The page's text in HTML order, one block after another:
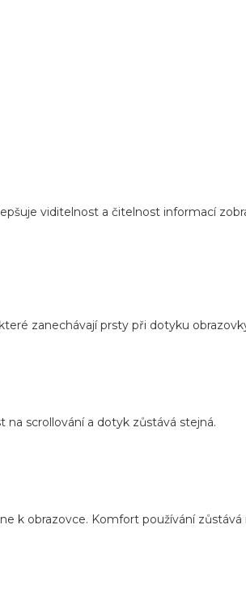
viditelnost a čitelnost informací
zanechávají prsty při dotyku
scrollování a dotyk zůstává stejná.
k obrazovce. Komfort používání